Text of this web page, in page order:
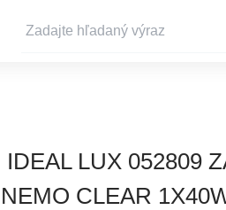
IDEAL LUX 052809
NEMO CLEAR